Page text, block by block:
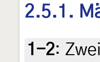
2.5.1.
1-2: